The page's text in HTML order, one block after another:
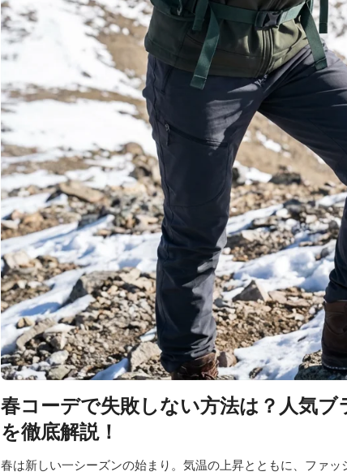
春コーデで失敗しない方法は？人気
を徹底解説！
春は新しい一シーズンの始まり。気温の上昇とともに、ファッ